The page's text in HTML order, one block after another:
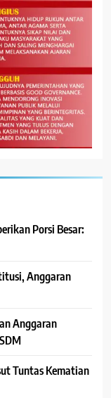
Porsi Besar:
Anggaran
Anggaran
Tuntas Kematian